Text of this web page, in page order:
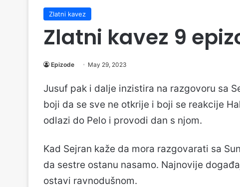
Zlatni kavez
Zlatni kavez 9
Epizode May 29, 2023
Jusuf pak i dalje inzistira na razgovoru sa
boji da se sve ne otkrije i boji se reakcije
odlazi do Pelo i provodi dan s njom.
Kad Sejran kaže da mora razgovarati sa
da sestre ostanu nasamo. Najnovije
ostavi ravnodušnom.